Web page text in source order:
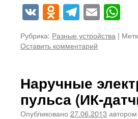
VK Telegram
Email
Рубрика: Разные устройства |
Оставить комментарий
Наручные
пульса (ИК-
Опубликовано 27.06.2013 автором